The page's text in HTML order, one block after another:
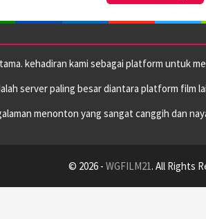
kehadiran kami sebagai platform untuk
server paling besar diantara platform film
menonton yang sangat canggih dan
© 2026 - WGFILM21. All Rights